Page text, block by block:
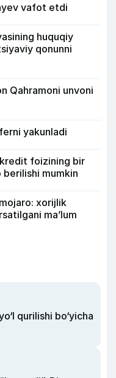
vafot etdi
huquqiy
qonunni
Qahramoni unvoni
yakunladi
foizining bir
mumkin
xorijlik
ma’lum
qurilishi bo‘yicha